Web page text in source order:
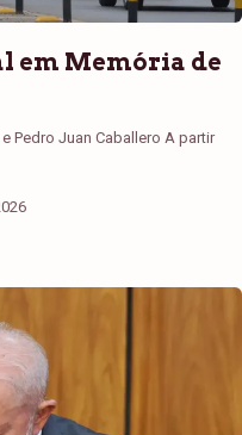
em Memória de
Pedro Juan Caballero A partir